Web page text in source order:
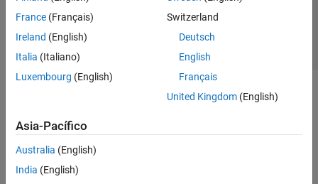
France (Français)
Ireland (English)
Italia (Italiano)
Luxembourg (English)
Switzerland
Deutsch
English
Français
United Kingdom(English)
Asia-Pacífico
Australia (English)
India (English)